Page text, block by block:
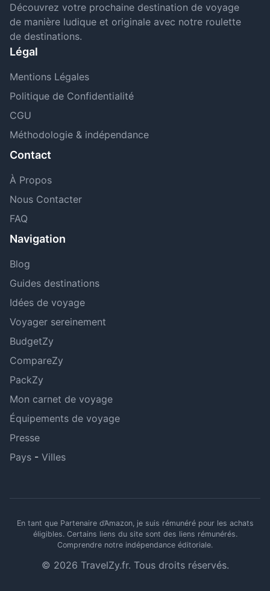
Découvrez votre prochaine destination de voyage
de manière ludique et originale avec notre roulette
de destinations.
Légal
Mentions Légales
Politique de Confidentialité
CGU
Méthodologie & indépendance
Contact
À Propos
Nous Contacter
FAQ
Navigation
Blog
Guides destinations
Idées de voyage
Voyager sereinement
BudgetZy
CompareZy
PackZy
Mon carnet de voyage
Équipements de voyage
Presse
Pays - Villes
En tant que Partenaire d’Amazon, je suis rémunéré pour les achats
éligibles. Certains liens du site sont des liens rémunérés.
Comprendre notre indépendance éditoriale.
© 2026 TravelZy.fr. Tous droits réservés.